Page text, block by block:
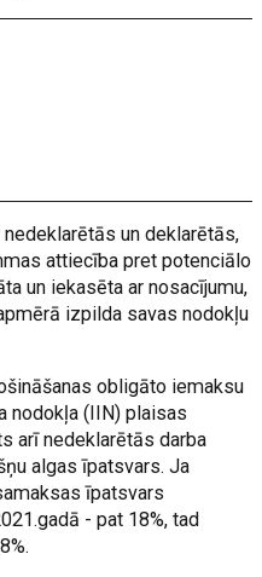
un deklarētās,
attiecība pret potenciālo
un iekasēta ar nosacījumu,
izpilda savas nodokļu
obligāto iemaksu
nodokļa (IIN) plaisas
arī nedeklarētās darba
algas īpatsvars. Ja
īpatsvars
- pat 18%, tad